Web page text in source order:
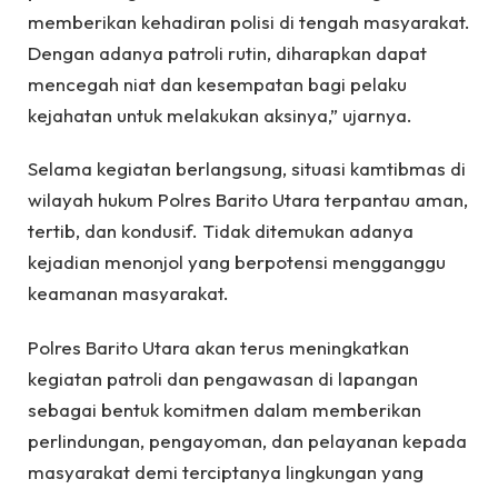
memberikan kehadiran polisi di tengah masyarakat.
Dengan adanya patroli rutin, diharapkan dapat
mencegah niat dan kesempatan bagi pelaku
kejahatan untuk melakukan aksinya,” ujarnya.
Selama kegiatan berlangsung, situasi kamtibmas di
wilayah hukum Polres Barito Utara terpantau aman,
tertib, dan kondusif. Tidak ditemukan adanya
kejadian menonjol yang berpotensi mengganggu
keamanan masyarakat.
Polres Barito Utara akan terus meningkatkan
kegiatan patroli dan pengawasan di lapangan
sebagai bentuk komitmen dalam memberikan
perlindungan, pengayoman, dan pelayanan kepada
masyarakat demi terciptanya lingkungan yang